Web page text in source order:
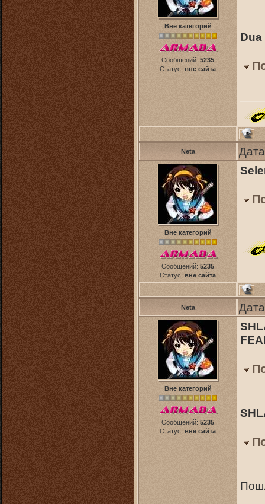
Вне категорий
Сообщений: 5235
Статус: вне сайта
Neta
Вне категорий
Сообщений: 5235
Статус: вне сайта
Neta
Вне категорий
Сообщений: 5235
Статус: вне сайта